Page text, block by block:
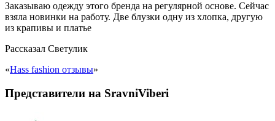
Заказываю одежду этого бренда на регулярной основе. Сейчас
взяла новинки на работу. Две блузки одну из хлопка, другую
из крапивы и платье
Рассказал Светулик
«Hass fashion отзывы»
Представители на SravniViberi